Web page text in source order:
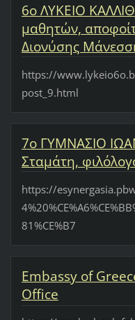
6ο ΛΥΚΕΙΟ
μαθητών,
Διονύσης
https://
post_9.html
7ο ΓΥΜΝΑΣΙΟ
Σταμάτη,
https://
81%CE%B7
Embassy of
Office